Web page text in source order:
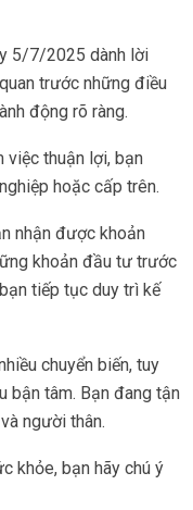
5/7/2025 dành lời
trước những điều
động rõ ràng.
việc thuận lợi, bạn
hoặc cấp trên.
nhận được khoản
khoản đầu tư trước
tiếp tục duy trì kế
chuyển biến, tuy
bận tâm. Bạn đang tận
người thân.
khỏe, bạn hãy chú ý